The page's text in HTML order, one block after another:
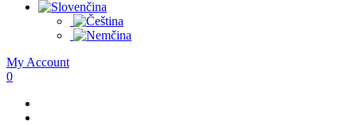
My Account
0